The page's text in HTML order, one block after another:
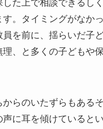
た上で相談できるしく
。タイミングがなかっ
を前に、揺らいだ子
、と多くの子どもや保
らのいたずらもあるそ
に耳を傾けているとい